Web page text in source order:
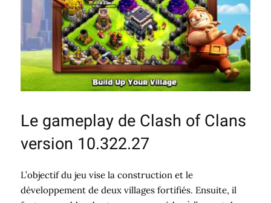
Le gameplay de Clash of Clans
version 10.322.27
L’objectif du jeu vise la construction et le
développement de deux villages fortifiés. Ensuite, il